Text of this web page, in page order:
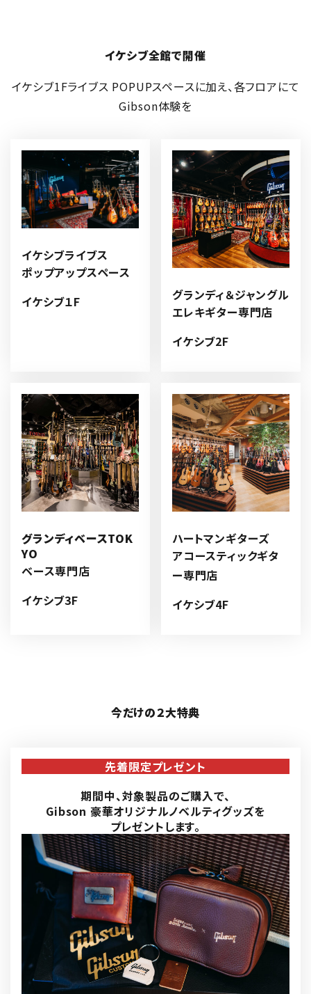
イケシブ全館で開催
イケシブ1Fライブス POPUPスペースに加え、各フロアにて
Gibson体験を
イケシブライブス
ポップアップスペース
イケシブ１F
グランディ＆ジャングル
エレキギター専門店
イケシブ2F
グランディベースTOK
YO
ベース専門店
イケシブ3F
ハートマンギターズ
アコースティックギタ
ー専門店
イケシブ4F
今だけの２大特典
先着限定プレゼント
期間中、対象製品のご購入で、
Gibson 豪華オリジナルノベルティグッズを
プレゼントします。